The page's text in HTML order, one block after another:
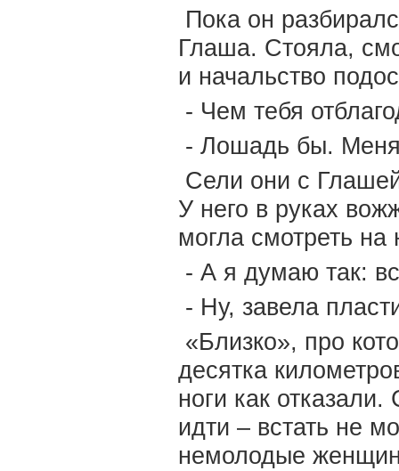
Пока он
Глаша. Стояла,
и начальство
- Чем тебя
- Лошадь бы. Меня
Сели они с
У него в руках
могла смотреть на
- А я думаю так:
- Ну, завела
«Близко», про
десятка
ноги как
идти – встать не
немолодые